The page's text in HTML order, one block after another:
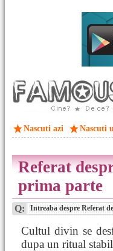
Nascuti azi Nascuti
Referat
prima parte
Q: Intreaba despre Referat
Cultul divin se
dupa un ritual